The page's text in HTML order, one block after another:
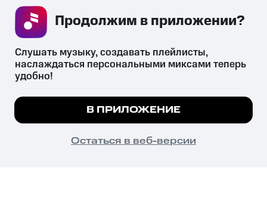
СКАЧАТЬ ПРИЛОЖЕНИЕ
психотропных веществ, их аналогов причиняет вред здоровью,
их незаконный оборот запрещён и влечёт установленную
законодательством ответственность.
© 2026 ООО «КИОН».
Все права защищены
Мы используем куки, чтобы на сайте все
Подробнее
ПОНЯТНО
Слушать музыку, создавать плейлисты,
наслаждаться персональными миксами теперь
удобно!
В ПРИЛОЖЕНИЕ
Остаться в веб-версии